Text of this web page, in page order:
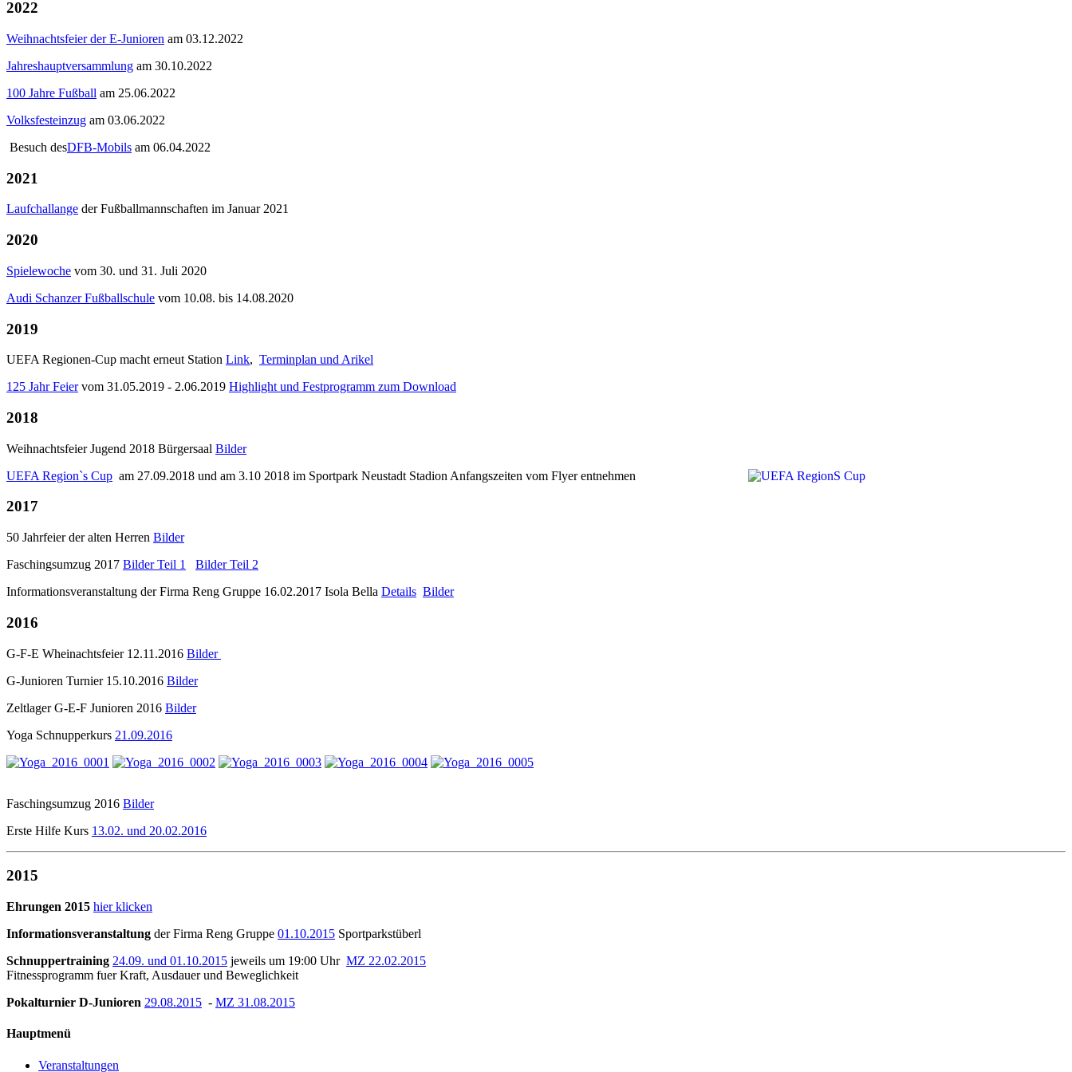
2022
Weihnachtsfeier der E-Junioren am 03.12.2022
Jahreshauptversammlung am 30.10.2022
100 Jahre Fußball am 25.06.2022
Volksfesteinzug am 03.06.2022
Besuch desDFB-Mobils am 06.04.2022
2021
Laufchallange der Fußballmannschaften im Januar 2021
2020
Spielewoche vom 30. und 31. Juli 2020
Audi Schanzer Fußballschule vom 10.08. bis 14.08.2020
2019
UEFA Regionen-Cup macht erneut Station Link, Terminplan und Arikel
125 Jahr Feiervom 31.05.2019 - 2.06.2019 Highlight und Festprogramm zum Download
2018
Weihnachtsfeier Jugend 2018 Bürgersaal Bilder
UEFA Region`s Cup am 27.09.2018 und am 3.10 2018 im Sportpark Neustadt Stadion Anfangszeiten vom Flyer entnehmen
2017
50 Jahrfeier der alten Herren Bilder
Faschingsumzug 2017 Bilder Teil 1
Bilder Teil 2
Informationsveranstaltung der Firma Reng Gruppe 16.02.2017 Isola Bella Details Bilder
2016
G-F-E Wheinachtsfeier 12.11.2016 Bilder
G-Junioren Turnier 15.10.2016 Bilder
Zeltlager G-E-F Junioren 2016 Bilder
Yoga Schnupperkurs 21.09.2016
Faschingsumzug 2016 Bilder
Erste Hilfe Kurs 13.02. und 20.02.2016
2015
Ehrungen 2015 hier klicken
Informationsveranstaltung der Firma Reng Gruppe 01.10.2015 Sportparkstüberl
Schnuppertraining 24.09. und 01.10.2015 jeweils um 19:00 Uhr MZ 22.02.2015
Fitnessprogramm fuer Kraft, Ausdauer und Beweglichkeit
Pokalturnier D-Junioren 29.08.2015 - MZ 31.08.2015
Hauptmenü
Veranstaltungen